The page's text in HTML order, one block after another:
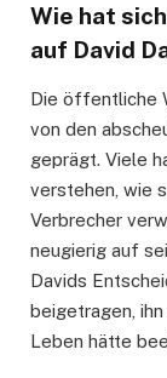
Wie hat
auf David
Die öffentliche
von den
geprägt. Viele
verstehen, wie
Verbrecher
neugierig auf
Davids
beigetragen,
Leben hätte